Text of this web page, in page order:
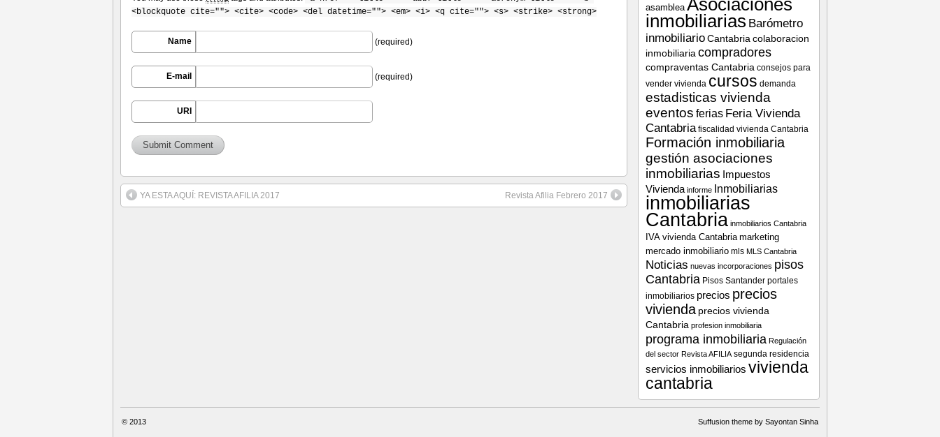
<blockquote cite=""> <cite> <code> <del datetime=""> <em> <i> <q cite=""> <s> <strike> <strong>
Name (required)
E-mail (required)
URI
YA ESTA AQUÍ: REVISTA AFILIA 2017 Revista Afilia Febrero 2017
asamblea Asociaciones
inmobiliarias Barómetro
inmobiliarioCantabria colaboracion
inmobiliaria compradores
compraventas Cantabria consejos para
vender vivienda cursos demanda
estadisticas vivienda
eventos ferias Feria Vivienda
Cantabria fiscalidad vivienda Cantabria
Formación inmobiliaria
gestión asociaciones
inmobiliarias Impuestos
Vivienda informe Inmobiliarias
inmobiliarias
Cantabria inmobiliarios Cantabria
IVA vivienda Cantabria marketing
mercado inmobiliario mls MLS Cantabria
Noticias nuevas incorporaciones pisos
Cantabria Pisos Santander portales
inmobiliarios precios precios
vivienda precios vivienda
Cantabria profesion inmobiliaria
programa inmobiliaria Regulación
del sector Revista AFILIA segunda residencia
servicios inmobiliarios vivienda
cantabria
© 2013 Suffusion theme by Sayontan Sinha